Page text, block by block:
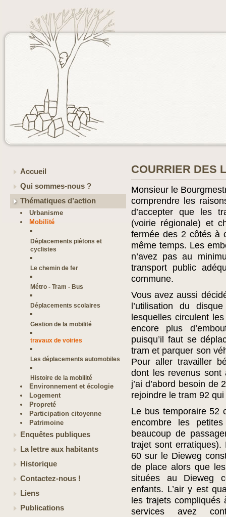
Accueil
Qui sommes-nous ?
Thématiques d’action
Urbanisme
Mobilité
Déplacements piétons et
cyclistes
Le chemin de fer
Métro - Tram - Bus
Déplacements scolaires
Gestion de la mobilité
travaux de voiries
Les déplacements automobiles
Histoire de la mobilité
Environnement et écologie
Logement
Propreté
Participation citoyenne
Patrimoine
Enquêtes publiques
La lettre aux habitants
Historique
Contactez-nous !
Liens
Publications
COURRIER DES
Monsieur le
comprendre les
d’accepter que les
(voirie régionale) et
fermée des 2 côtés à
même temps. Les
n’avez pas au
transport public
commune.
Vous avez aussi
l’utilisation du
lesquelles circulent
encore plus
puisqu’il faut se
tram et parquer son
Pour aller travailler
dont les revenus sont
j’ai d’abord besoin
rejoindre le tram 92
Le bus temporaire 52
encombre les
beaucoup de
trajet sont erratiques).
60 sur le Dieweg
de place alors que
situées au Dieweg
enfants. L’air y est
les trajets
services avez